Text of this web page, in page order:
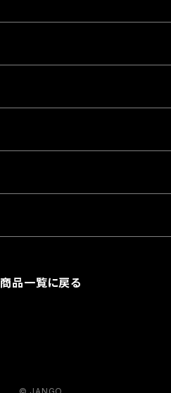
商品一覧に戻る